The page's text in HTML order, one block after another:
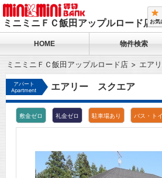
ミニミニＦＣ飯田アップルロード店お気
HOME 物件検索
ミニミニＦＣ飯田アップルロード店 エア
アパート
Apartment
エアリー スクエア
敷金ゼロ 礼金ゼロ 駐車場あり バス・ト